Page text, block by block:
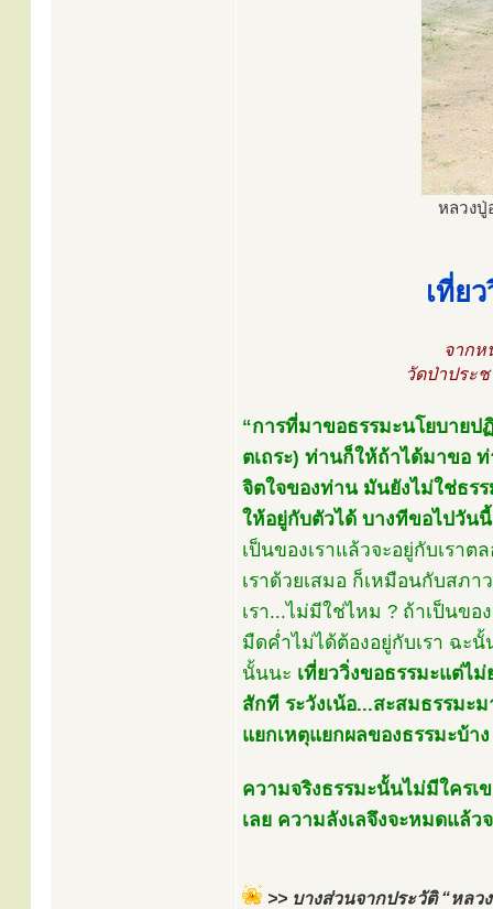
หลวงปู่
เที่ย
จากห
วัดป่าประ
“การที่มาขอธรรมะนโยบาย
ตเถระ) ท่านก็ให้ถ้าได้มาขอ
จิตใจของท่าน มันยังไม่ใช่ธร
ให้อยู่กับตัวได้ บางทีขอไปวัน
เป็นของเราแล้วจะอยู่กับเรา
เราด้วยเสมอ ก็เหมือนกับสภ
เรา...ไม่มีใช่ไหม ? ถ้าเป็นขอ
มืดค่ำไม่ได้ต้องอยู่กับเรา ฉะ
นั้นนะ เที่ยววิ่งขอธรรมะแต่ไม่
สักที ระวังเน้อ...สะสมธรรมะ
แยกเหตุแยกผลของธรรมะบ้า
ความจริงธรรมะนั้นไม่มีใครเ
เลย ความลังเลจึงจะหมดแล้ว
>> บางส่วนจากประวัติ “หลว